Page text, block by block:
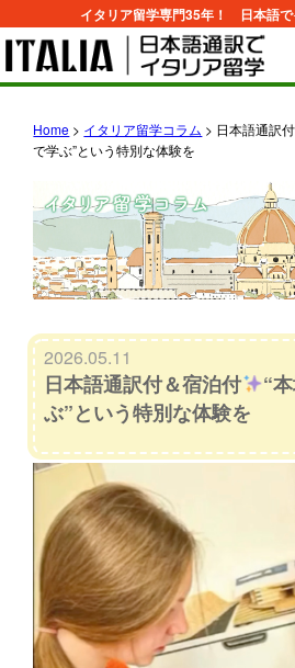
イタリア留学専門35年！ 日本語で
Home > イタリア留学コラム > 日本語通訳
で学ぶ”という特別な体験を
2026.05.11
日本語通訳付＆宿泊付
“
ぶ”という特別な体験を